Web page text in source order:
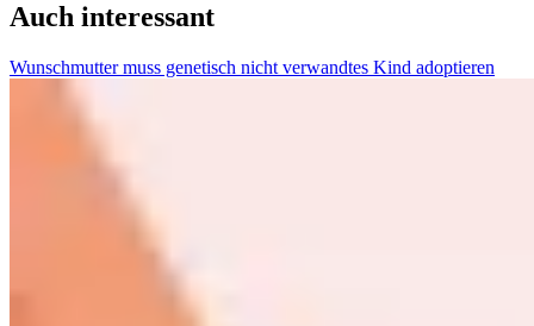
Auch interessant
Wunschmutter muss genetisch nicht verwandtes Kind adoptieren